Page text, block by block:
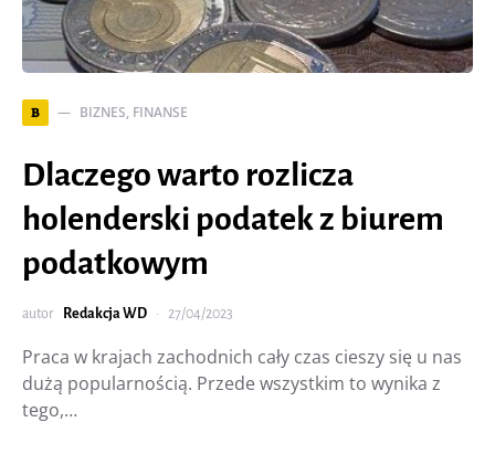
B BIZNES, FINANSE
Dlaczego warto rozlicza
holenderski podatek z biurem
podatkowym
autor Redakcja WD 27/04/2023
Praca w krajach zachodnich cały czas cieszy się u nas
dużą popularnością. Przede wszystkim to wynika z
tego,…